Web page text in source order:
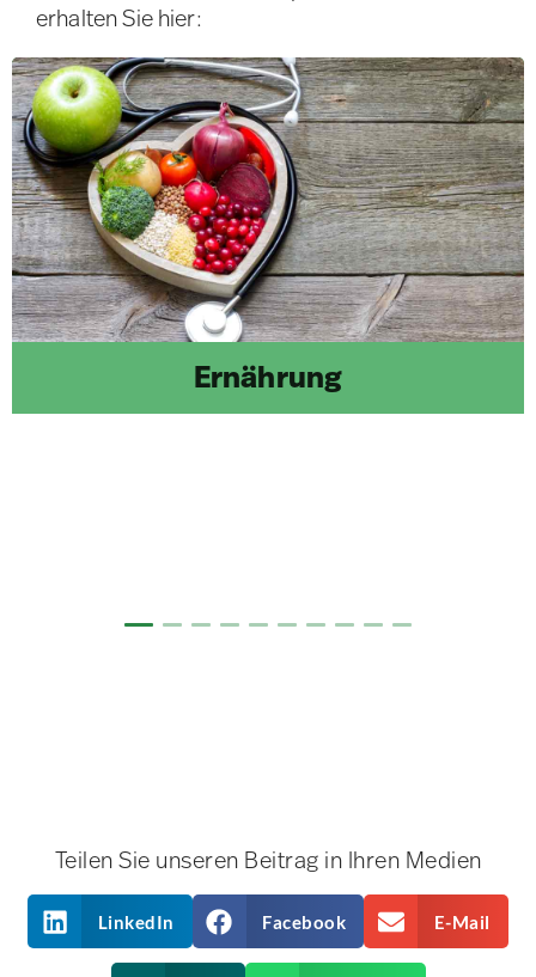
erhalten Sie hier:
Ernährung
Teilen Sie unseren Beitrag in Ihren Medien
LinkedIn Facebook E-Mail